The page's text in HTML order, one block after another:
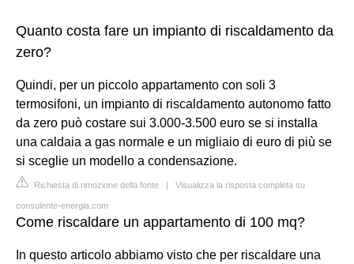
Quanto costa fare un impianto di riscaldamento da
zero?
Quindi, per un piccolo appartamento con soli 3
termosifoni, un impianto di riscaldamento autonomo fatto
da zero può costare sui 3.000-3.500 euro se si installa
una caldaia a gas normale e un migliaio di euro di più se
si sceglie un modello a condensazione.
Richiesta di rimozione della fonte | Visualizza la risposta completa su
consulente-energia.com
Come riscaldare un appartamento di 100 mq?
In questo articolo abbiamo visto che per riscaldare una